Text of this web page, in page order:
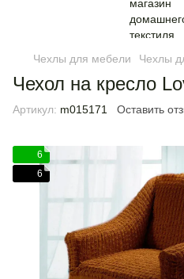
Чехлы для мебели Чехлы
Чехол на кресло
Артикул: m015171 Оставить
6
6